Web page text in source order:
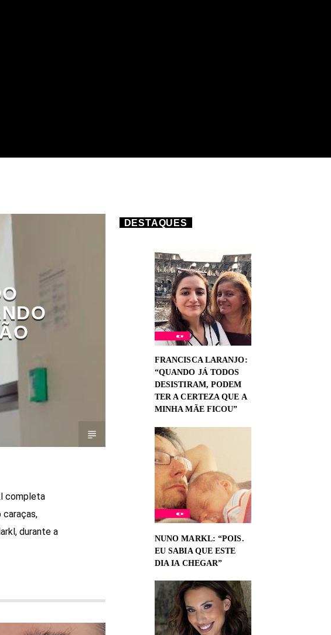
completa
caraças,
durante a
DESTAQUES
FRANCISCA LARANJO:
“QUANDO JÁ TODOS
DESISTIRAM, PODEM
TER A CERTEZA QUE A
MINHA MÃE FICOU”
NUNO MARKL: “POIS.
EU SABIA QUE ESTE
DIA IA CHEGAR”